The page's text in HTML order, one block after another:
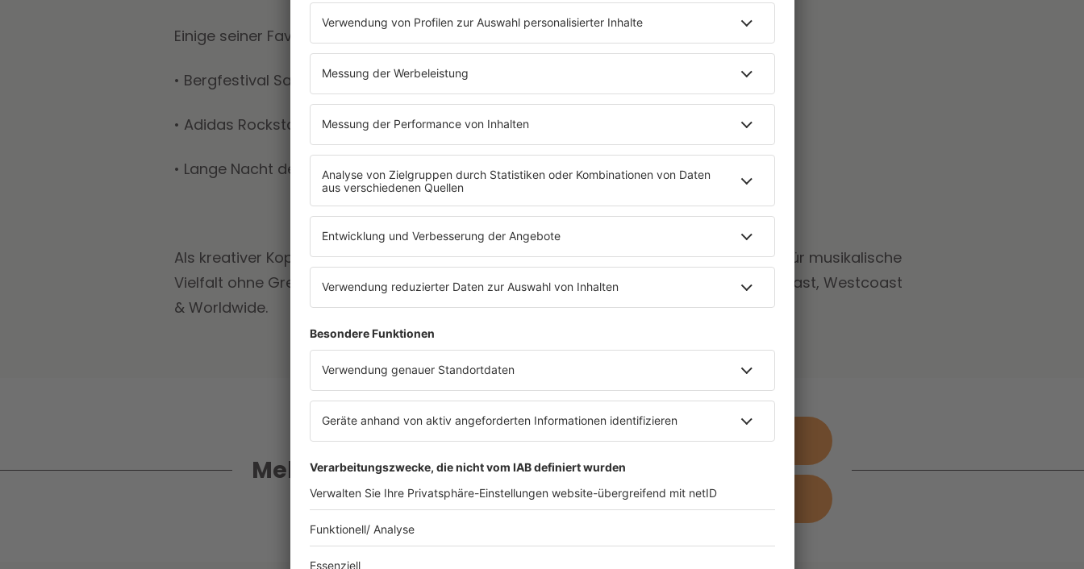
Einige seiner Favourite Spots:
• Bergfestival Saalbach-Hinterglemm – Afterpartys
• Adidas Rockstars Events
• Lange Nacht der Museen im Mercedes-Benz Museum Stuttgart
Als kreativer Kopf und Producer hinter der Radioshow “bigFM Worldbeats” steht DJ P. für musikalische
Vielfalt ohne Grenzen – inspiriert vom eigenen Team und dem Sound zwischen Eastcoast, Westcoast
& Worldwide.
Mehr Infos
DJ P. AUF FACEBOOK
DJ P. AUF INSTAGRAM